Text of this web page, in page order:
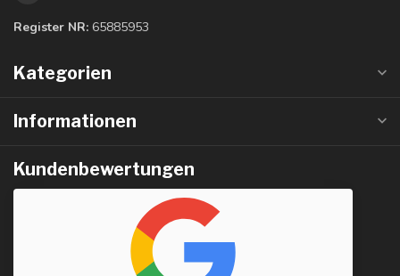
Register NR: 65885953
Kategorien
Informationen
Kundenbewertungen